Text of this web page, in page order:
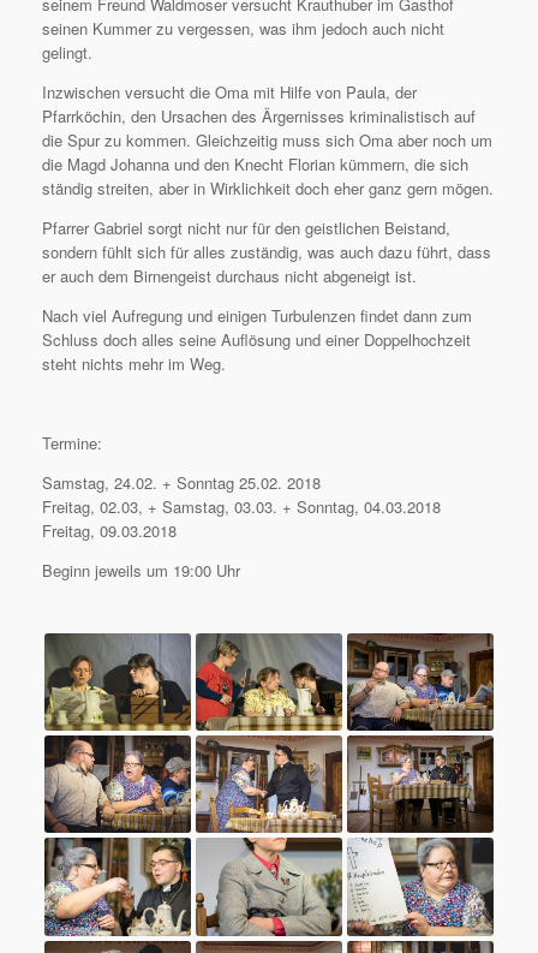
seinen Kummer zu vergessen, was ihm jedoch auch nicht
gelingt.
Inzwischen versucht die Oma mit Hilfe von Paula, der
Pfarrköchin, den Ursachen des Ärgernisses kriminalistisch auf
die Spur zu kommen. Gleichzeitig muss sich Oma aber noch um
die Magd Johanna und den Knecht Florian kümmern, die sich
ständig streiten, aber in Wirklichkeit doch eher ganz gern mögen.
Pfarrer Gabriel sorgt nicht nur für den geistlichen Beistand,
sondern fühlt sich für alles zuständig, was auch dazu führt, dass
er auch dem Birnengeist durchaus nicht abgeneigt ist.
Nach viel Aufregung und einigen Turbulenzen findet dann zum
Schluss doch alles seine Auflösung und einer Doppelhochzeit
steht nichts mehr im Weg.
Termine:
Samstag, 24.02. + Sonntag 25.02. 2018
Freitag, 02.03, + Samstag, 03.03. + Sonntag, 04.03.2018
Freitag, 09.03.2018
Beginn jeweils um 19:00 Uhr